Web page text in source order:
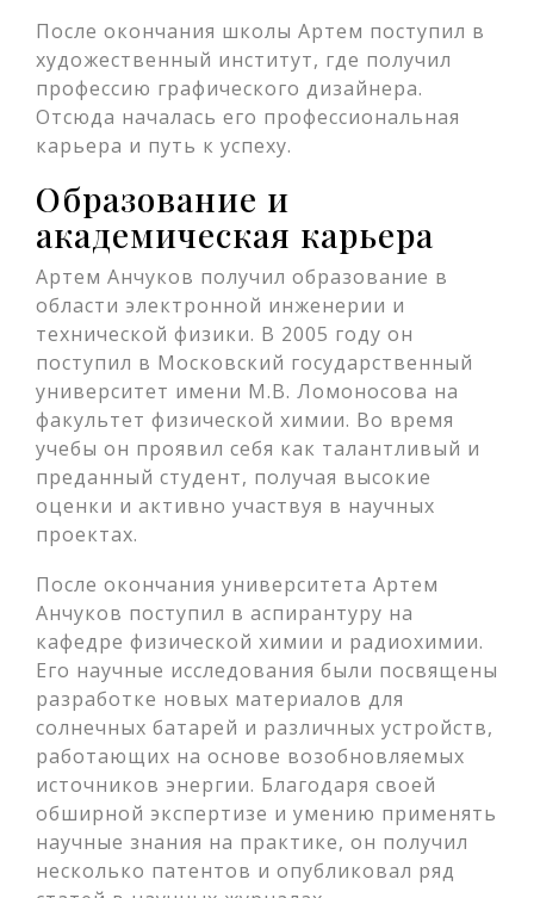
После окончания школы Артем поступил в
художественный институт, где получил
профессию графического дизайнера.
Отсюда началась его профессиональная
карьера и путь к успеху.
Образование и
академическая карьера
Артем Анчуков получил образование в
области электронной инженерии и
технической физики. В 2005 году он
поступил в Московский государственный
университет имени М.В. Ломоносова на
факультет физической химии. Во время
учебы он проявил себя как талантливый и
преданный студент, получая высокие
оценки и активно участвуя в научных
проектах.
После окончания университета Артем
Анчуков поступил в аспирантуру на
кафедре физической химии и радиохимии.
Его научные исследования были посвящены
разработке новых материалов для
солнечных батарей и различных устройств,
работающих на основе возобновляемых
источников энергии. Благодаря своей
обширной экспертизе и умению применять
научные знания на практике, он получил
несколько патентов и опубликовал ряд